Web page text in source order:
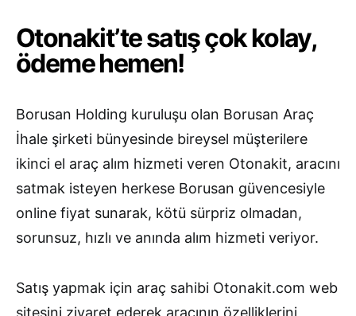
Otonakit’te satış çok kolay,
ödeme hemen!
Borusan Holding kuruluşu olan Borusan Araç
İhale şirketi bünyesinde bireysel müşterilere
ikinci el araç alım hizmeti veren Otonakit, aracını
satmak isteyen herkese Borusan güvencesiyle
online fiyat sunarak, kötü sürpriz olmadan,
sorunsuz, hızlı ve anında alım hizmeti veriyor.
Satış yapmak için araç sahibi Otonakit.com web
sitesini ziyaret ederek aracının özelliklerini